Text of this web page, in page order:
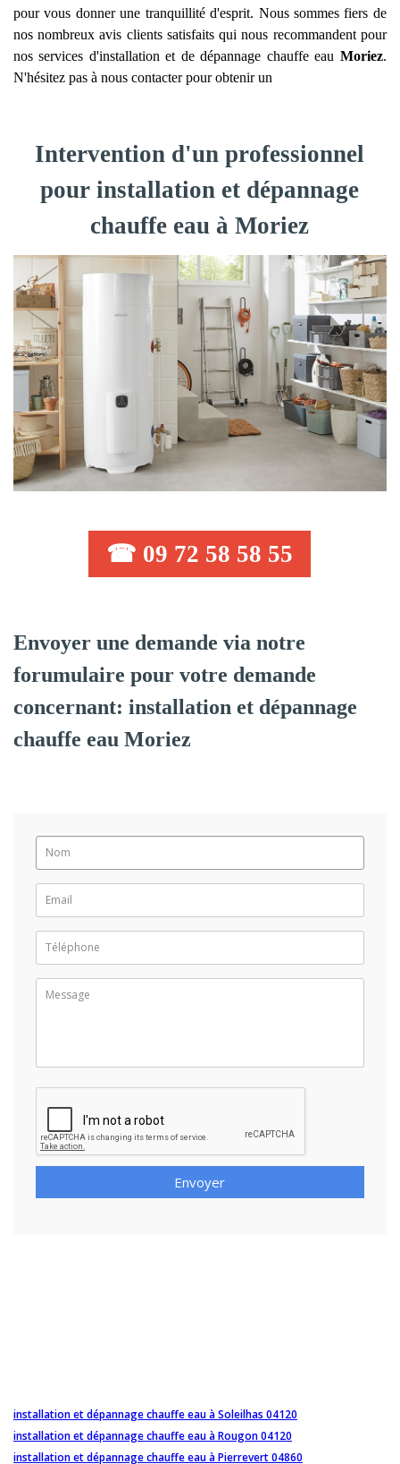
pour vous donner une tranquillité d'esprit. Nous sommes fiers de
nos nombreux avis clients satisfaits qui nous recommandent pour
nos services d'installation et de dépannage chauffe eau Moriez.
N'hésitez pas à nous contacter pour obtenir un
Intervention d'un professionnel
pour installation et dépannage
chauffe eau à Moriez
☎ 09 72 58 58 55
Envoyer une demande via notre
forumulaire pour votre demande
concernant: installation et dépannage
chauffe eau Moriez
Envoyer
installation et dépannage chauffe eau à Soleilhas 04120
installation et dépannage chauffe eau à Rougon 04120
installation et dépannage chauffe eau à Pierrevert 04860